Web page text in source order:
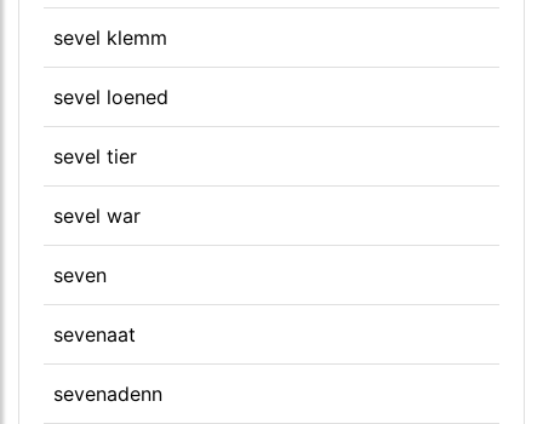
sevel klemm
sevel loened
sevel tier
sevel war
seven
sevenaat
sevenadenn